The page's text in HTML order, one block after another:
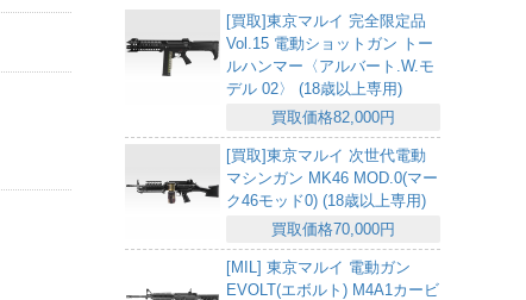
[買取]東京マルイ 完全限定品
Vol.15 電動ショットガン トー
ルハンマー〈アルバート.W.モ
デル 02〉 (18歳以上専用)
買取価格82,000円
[買取]東京マルイ 次世代電動
マシンガン MK46 MOD.0(マー
ク46モッド0) (18歳以上専用)
買取価格70,000円
[MIL] 東京マルイ 電動ガン
EVOLT(エボルト) M4A1カービ